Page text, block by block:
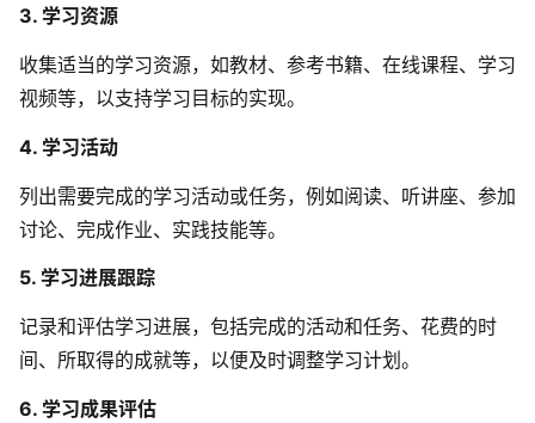
素材整理
在线白板
涂鸦画板
敏捷实践
流程整理
客户旅程图
ER图
UML图
情绪板
查看所有场景
3. 学习资源
收集适当的学习资源，如教材、参考书籍、在线课程、学习
视频等，以支持学习目标的实现。
4. 学习活动
列出需要完成的学习活动或任务，例如阅读、听讲座、参加
讨论、完成作业、实践技能等。
5. 学习进展跟踪
记录和评估学习进展，包括完成的活动和任务、花费的时
间、所取得的成就等，以便及时调整学习计划。
6. 学习成果评估